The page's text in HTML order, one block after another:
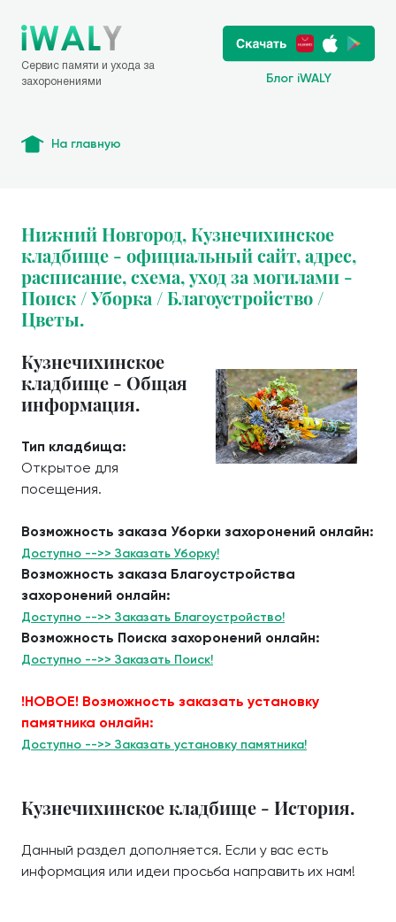
Сервис памяти и ухода за
захоронениями
Блог iWALY
На главную
Нижний Новгород, Кузнечихинское
кладбище - официальный сайт, адрес,
расписание, схема, уход за могилами -
Поиск / Уборка / Благоустройство /
Цветы.
Кузнечихинское
кладбище - Общая
информация.
Тип кладбища:
Открытое для
посещения.
Возможность заказа Уборки захоронений онлайн:
Доступно -->> Заказать Уборку!
Возможность заказа Благоустройства
захоронений онлайн:
Доступно -->> Заказать Благоустройство!
Возможность Поиска захоронений онлайн:
Доступно -->> Заказать Поиск!
!НОВОЕ! Возможность заказать установку
памятника онлайн:
Доступно -->> Заказать установку памятника!
Кузнечихинское кладбище - История.
Данный раздел дополняется. Если у вас есть
информация или идеи просьба направить их нам!